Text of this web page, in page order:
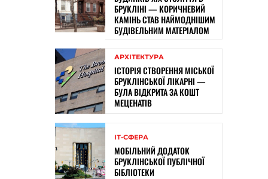
БРУКЛІНІ — КОРИЧНЕВИЙ
КАМІНЬ СТАВ НАЙМОДНІШИМ
БУДІВЕЛЬНИМ МАТЕРІАЛОМ
АРХІТЕКТУРА
ІСТОРІЯ СТВОРЕННЯ МІСЬКОЇ
БРУКЛІНСЬКОЇ ЛІКАРНІ —
БУЛА ВІДКРИТА ЗА КОШТ
МЕЦЕНАТІВ
ІТ-СФЕРА
МОБІЛЬНИЙ ДОДАТОК
БРУКЛІНСЬКОЇ ПУБЛІЧНОЇ
БІБЛІОТЕКИ